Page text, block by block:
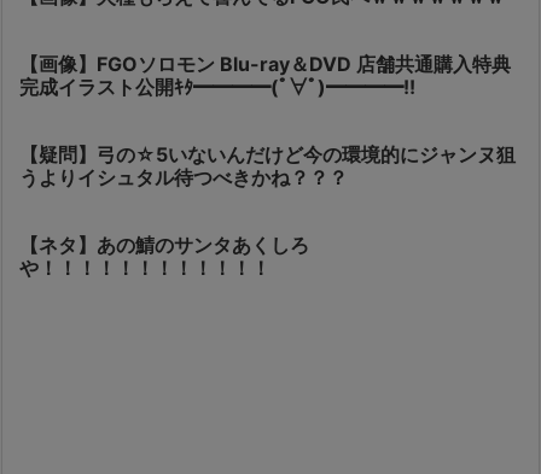
【画像】FGOソロモン Blu-ray＆DVD 店舗共通購入特典
完成イラスト公開ｷﾀ━━━━(ﾟ∀ﾟ)━━━━!!
【疑問】弓の☆5いないんだけど今の環境的にジャンヌ狙
うよりイシュタル待つべきかね？？？
【ネタ】あの鯖のサンタあくしろ
や！！！！！！！！！！！！